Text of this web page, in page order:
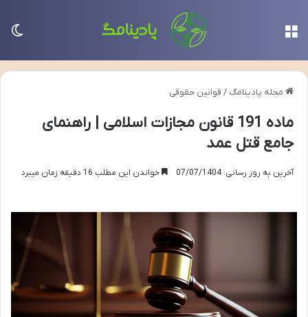
مجله پادینامگ / قوانین حقوقی
ماده 191 قانون مجازات اسلامی | راهنمای
جامع قتل عمد
آخرین به روز رسانی: 07/07/1404 خواندن این مطلب 16 دقیقه زمان میبرد